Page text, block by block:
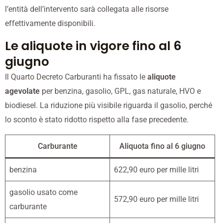
l’entità dell’intervento sarà collegata alle risorse
effettivamente disponibili.
Le aliquote in vigore fino al 6
giugno
Il Quarto Decreto Carburanti ha fissato le aliquote
agevolate per benzina, gasolio, GPL, gas naturale, HVO e
biodiesel. La riduzione più visibile riguarda il gasolio, perché
lo sconto è stato ridotto rispetto alla fase precedente.
Carburante Aliquota fino al 6 giugno
benzina 622,90 euro per mille litri
gasolio usato come
carburante
572,90 euro per mille litri